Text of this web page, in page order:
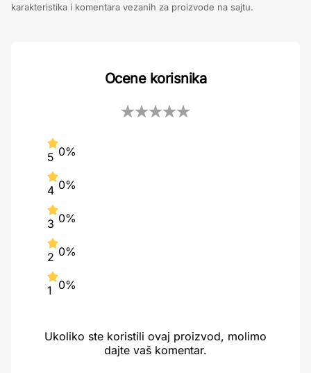
karakteristika i komentara vezanih za proizvode na sajtu.
Ocene korisnika
5 0%
4 0%
3 0%
2 0%
1 0%
Ukoliko ste koristili ovaj proizvod, molimo
dajte vaš komentar.